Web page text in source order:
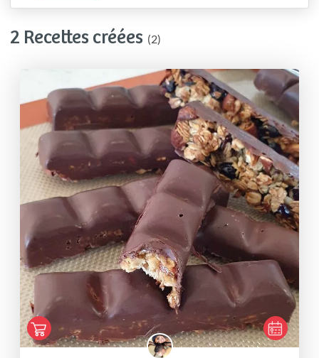
2 Recettes créées (2)